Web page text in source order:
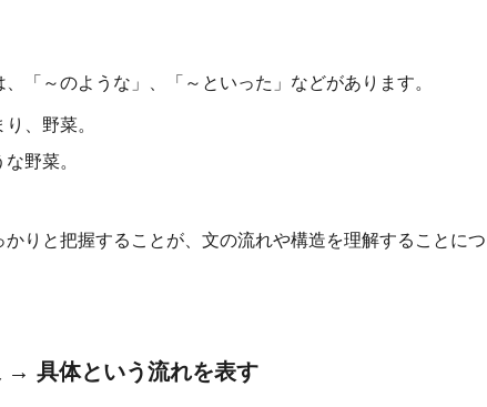
「～のような」、「～といった」などがあります。
、野菜。
野菜。
りと把握することが、文の流れや構造を理解することにつ
→ 具体という流れを表す